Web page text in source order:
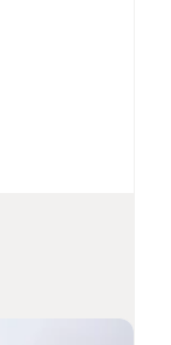
agua